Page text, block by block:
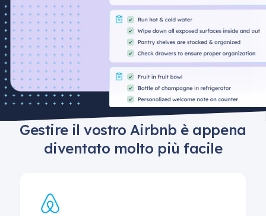
Gestire il vostro Airbnb è appena
diventato molto più facile